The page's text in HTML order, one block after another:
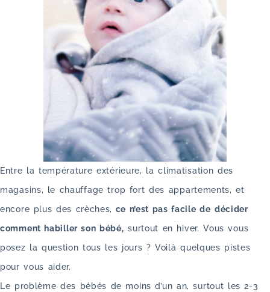
Entre la température extérieure, la climatisation des
magasins, le chauffage trop fort des appartements, et
encore plus des crèches, ce n’est pas facile de décider
comment habiller son bébé, surtout en hiver. Vous vous
posez la question tous les jours ? Voilà quelques pistes
pour vous aider.
Le problème des bébés de moins d’un an, surtout les 2-3